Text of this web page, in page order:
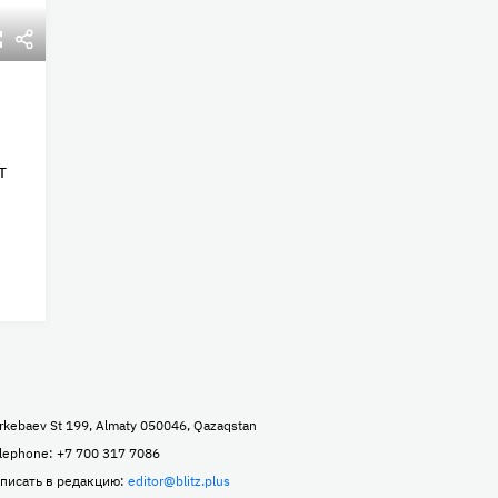
St 199, Almaty 050046, Qazaqstan
+7 700 317 7086
в редакцию: editor@blitz.plus